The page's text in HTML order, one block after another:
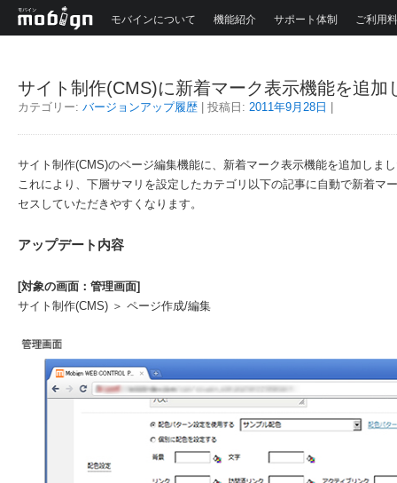
モバインについて 機能紹介 サポート体制 ご利用
サイト制作(CMS)に新着マーク表示機能を追加
カテゴリー: バージョンアップ履歴 | 投稿日: 2011年9月28日
サイト制作(CMS)のページ編集機能に、新着マーク表示機能を追加しま
これにより、下層サマリを設定したカテゴリ以下の記事に自動で新着マ
セスしていただきやすくなります。
アップデート内容
[対象の画面：管理画面]
サイト制作(CMS) ＞ ページ作成/編集